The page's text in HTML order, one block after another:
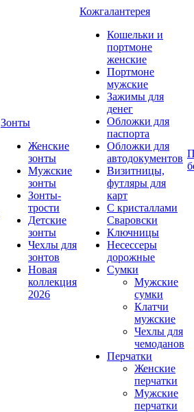
Зонты
Женские
зонты
Мужские
зонты
Зонты-
трости
Детские
зонты
Чехлы для
зонтов
Новая
коллекция
2026
Кожгалантерея
Кошельки и
портмоне
женские
Портмоне
мужские
Зажимы для
денег
Обложки для
паспорта
Обложки для
автодокументов
Визитницы,
футляры для
карт
C кристаллами
Сваровски
Ключницы
Несессеры
дорожные
Сумки
Мужские
сумки
Клатчи
мужские
Чехлы для
чемоданов
Перчатки
Женские
перчатки
Мужские
перчатки